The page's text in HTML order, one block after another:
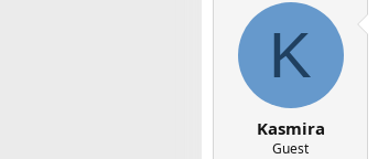
K
Kasmira
Guest